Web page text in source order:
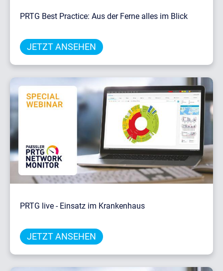
PRTG Best Practice: Aus der Ferne alles im Blick
JETZT ANSEHEN
PRTG live - Einsatz im Krankenhaus
JETZT ANSEHEN